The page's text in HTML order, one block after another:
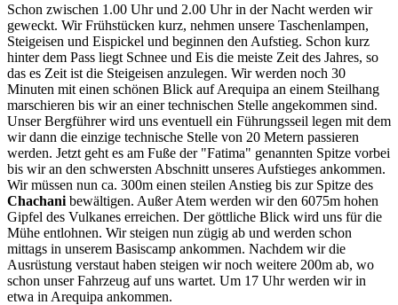
Schon zwischen 1.00 Uhr und 2.00 Uhr in der Nacht werden wir
geweckt. Wir Frühstücken kurz, nehmen unsere Taschenlampen,
Steigeisen und Eispickel und beginnen den Aufstieg. Schon kurz
hinter dem Pass liegt Schnee und Eis die meiste Zeit des Jahres, so
das es Zeit ist die Steigeisen anzulegen. Wir werden noch 30
Minuten mit einen schönen Blick auf Arequipa an einem Steilhang
marschieren bis wir an einer technischen Stelle angekommen sind.
Unser Bergführer wird uns eventuell ein Führungsseil legen mit dem
wir dann die einzige technische Stelle von 20 Metern passieren
werden. Jetzt geht es am Fuße der "Fatima" genannten Spitze vorbei
bis wir an den schwersten Abschnitt unseres Aufstieges ankommen.
Wir müssen nun ca. 300m einen steilen Anstieg bis zur Spitze des
Chachani bewältigen. Außer Atem werden wir den 6075m hohen
Gipfel des Vulkanes erreichen. Der göttliche Blick wird uns für die
Mühe entlohnen. Wir steigen nun zügig ab und werden schon
mittags in unserem Basiscamp ankommen. Nachdem wir die
Ausrüstung verstaut haben steigen wir noch weitere 200m ab, wo
schon unser Fahrzeug auf uns wartet. Um 17 Uhr werden wir in
etwa in Arequipa ankommen.